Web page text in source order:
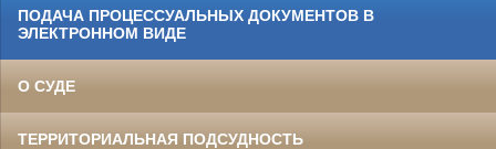
ПОДАЧА ПРОЦЕССУАЛЬНЫХ ДОКУМЕНТОВ В
ЭЛЕКТРОННОМ ВИДЕ
О СУДЕ
ТЕРРИТОРИАЛЬНАЯ ПОДСУДНОСТЬ